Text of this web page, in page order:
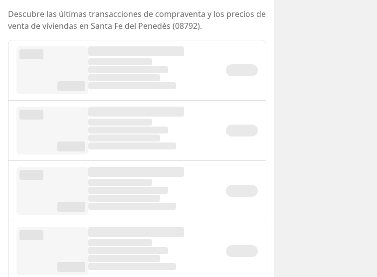
Descubre las últimas transacciones de compraventa y los precios de
venta de viviendas en Santa Fe del Penedès (08792).